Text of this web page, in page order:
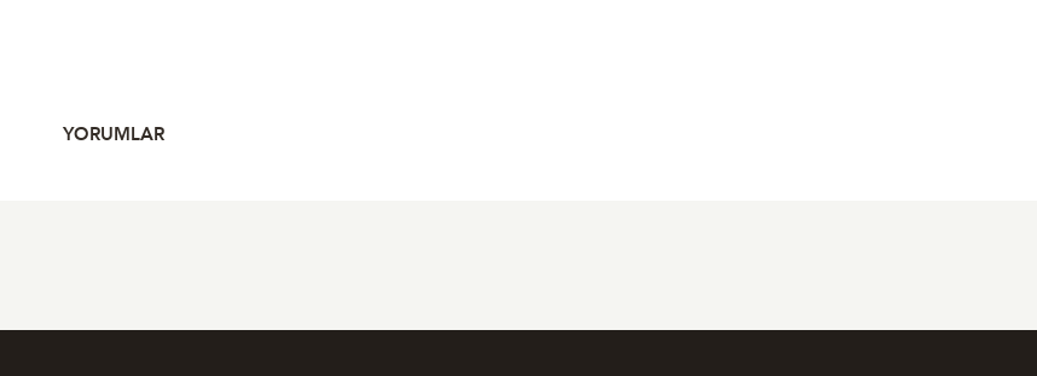
YORUMLAR